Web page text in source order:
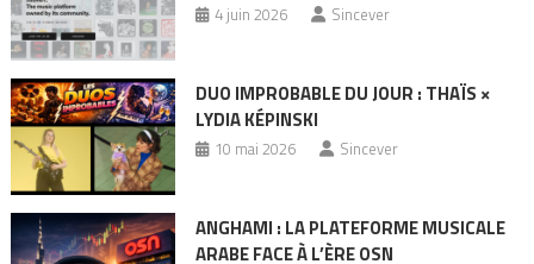
4 juin 2026 Sincever
DUO IMPROBABLE DU JOUR : THAÏS ×
LYDIA KÉPINSKI
10 mai 2026 Sincever
ANGHAMI : LA PLATEFORME MUSICALE
ARABE FACE À L’ÈRE OSN